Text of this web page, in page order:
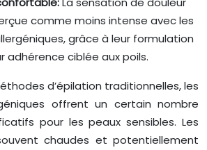
comme moins intense avec les
grâce à leur formulation
adhérence ciblée aux poils.
d’épilation traditionnelles, les
offrent un certain nombre
pour les peaux sensibles. Les
chaudes et potentiellement